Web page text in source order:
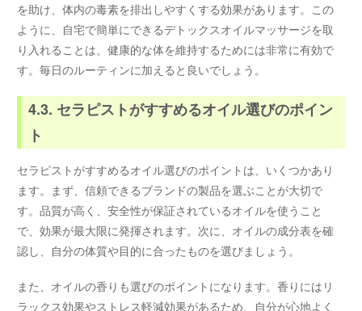
を助け、体内の毒素を排出しやすくする効果があります。この
ように、自宅で簡単にできるデトックスオイルマッサージを取
り入れることは、健康的な体を維持するためには非常に有効で
す。毎日のルーティンに加えると良いでしょう。
4.3. セラピストがすすめるオイル選びのポイン
ト
セラピストがすすめるオイル選びのポイントは、いくつかあり
ます。まず、信頼できるブランドの製品を選ぶことが大切で
す。品質が高く、安全性が保証されているオイルを使うこと
で、効果が最大限に発揮されます。次に、オイルの成分表を確
認し、自分の体質や目的に合ったものを選びましょう。
また、オイルの香りも選びのポイントになります。香りにはリ
ラックス効果やストレス軽減効果があるため、自分が心地よく